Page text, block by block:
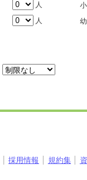
人
人
採用情報 規約集